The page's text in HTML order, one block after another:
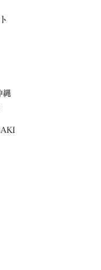
縄